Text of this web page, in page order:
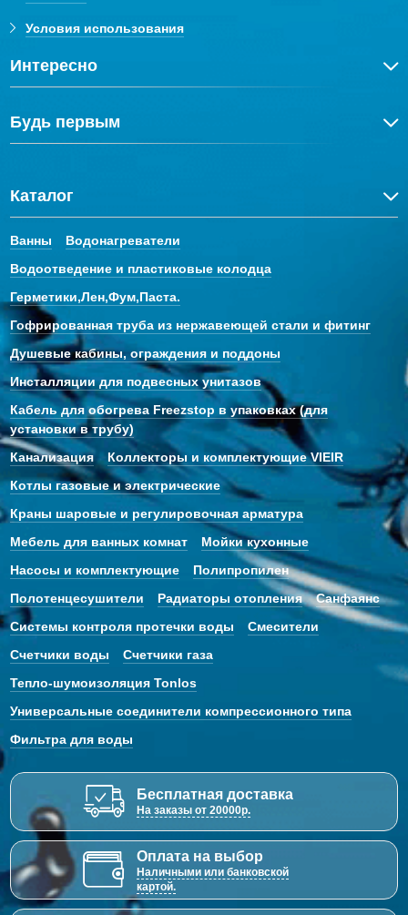
Условия использования
Интересно
Будь первым
Каталог
Ванны
Водонагреватели
Водоотведение и пластиковые колодца
Герметики,Лен,Фум,Паста.
Гофрированная труба из нержавеющей стали и фитинг
Душевые кабины, ограждения и поддоны
Инсталляции для подвесных унитазов
Кабель для обогрева Freezstop в упаковках (для
установки в трубу)
Канализация
Коллекторы и комплектующие VIEIR
Котлы газовые и электрические
Краны шаровые и регулировочная арматура
Мебель для ванных комнат
Мойки кухонные
Насосы и комплектующие
Полипропилен
Полотенцесушители
Радиаторы отопления
Санфаянс
Системы контроля протечки воды
Смесители
Счетчики воды
Счетчики газа
Тепло-шумоизоляция Tonlos
Универсальные соединители компрессионного типа
Фильтра для воды
Бесплатная доставка
На заказы от 20000р.
Оплата на выбор
Наличными или банковской
картой.